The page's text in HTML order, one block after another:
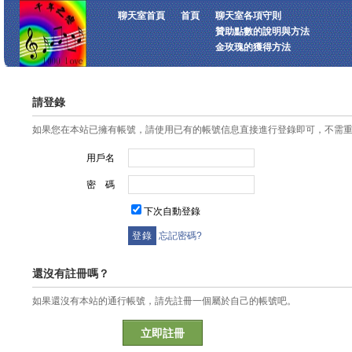
聊天室首頁 首頁
聊天室各項守則
贊助點數的說明與方法
金玫瑰的獲得方法
請登錄
如果您在本站已擁有帳號，請使用已有的帳號信息直接進行登錄即可，不需
用戶名
密 碼
下次自動登錄
忘記密碼?
還沒有註冊嗎？
如果還沒有本站的通行帳號，請先註冊一個屬於自己的帳號吧。
立即註冊